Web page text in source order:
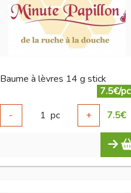
Baume à lèvres 14 g stick
7.5€/pc
-
1 pc + 7.5€